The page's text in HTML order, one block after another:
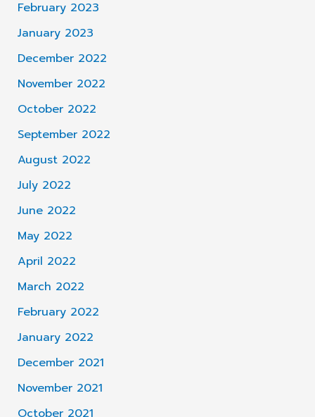
February 2023
January 2023
December 2022
November 2022
October 2022
September 2022
August 2022
July 2022
June 2022
May 2022
April 2022
March 2022
February 2022
January 2022
December 2021
November 2021